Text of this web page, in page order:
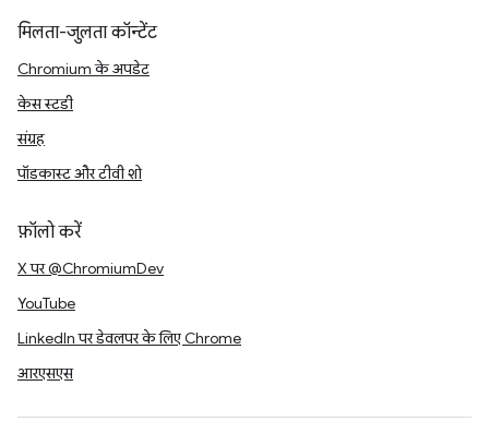
मिलता-जुलता कॉन्टेंट
Chromium के अपडेट
केस स्टडी
संग्रह
पॉडकास्ट और टीवी शो
फ़ॉलो करें
X पर @ChromiumDev
YouTube
LinkedIn पर डेवलपर के लिए Chrome
आरएसएस